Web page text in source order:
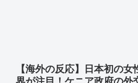
【海外の反応】日本初の